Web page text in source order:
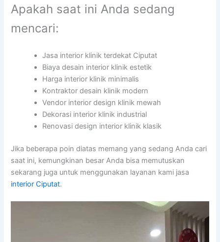
Apakah saat ini Anda sedang
mencari:
Jasa interior klinik terdekat Ciputat
Biaya desain interior klinik estetik
Harga interior klinik minimalis
Kontraktor desain klinik modern
Vendor interior design klinik mewah
Dekorasi interior klinik industrial
Renovasi design interior klinik klasik
Jika beberapa poin diatas memang yang sedang Anda cari
saat ini, kemungkinan besar Anda bisa memutuskan
sekarang juga untuk menggunakan layanan kami jasa
interior Ciputat.